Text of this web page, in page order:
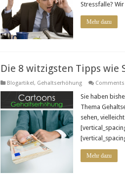
Stressfalle?
Mehr dazu
Die 8 witzigsten Tipps wie
Blogartikel, Gehaltserhöhung Comments
Sie haben
Thema
sehen,
Mehr dazu